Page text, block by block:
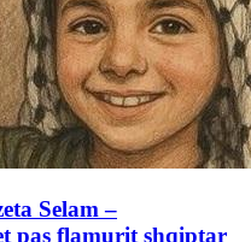
Selam –
pas flamurit shqiptar